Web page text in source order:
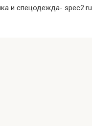
и спецодежда- spec2.ru